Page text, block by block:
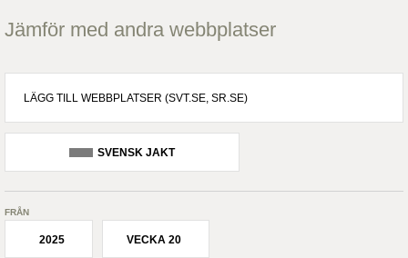
Jämför med andra webbplatser
SVENSK JAKT
FRÅN
2025 VECKA 20